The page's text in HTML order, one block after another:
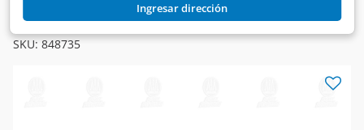
Ingresar dirección
Advantan 0.1% Crema, 15 gr.
SKU: 848735